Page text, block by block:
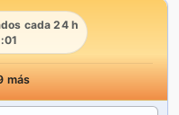
cada 24 h
más